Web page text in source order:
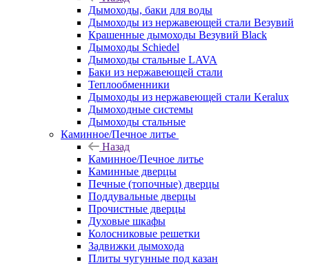
Дымоходы, баки для воды
Дымоходы из нержавеющей стали Везувий
Крашенные дымоходы Везувий Black
Дымоходы Schiedel
Дымоходы стальные LAVA
Баки из нержавеющей стали
Теплообменники
Дымоходы из нержавеющей стали Keralux
Дымоходные системы
Дымоходы стальные
Каминное/Печное литье
Назад
Каминное/Печное литье
Каминные дверцы
Печные (топочные) дверцы
Поддувальные дверцы
Прочистные дверцы
Духовые шкафы
Колосниковые решетки
Задвижки дымохода
Плиты чугунные под казан